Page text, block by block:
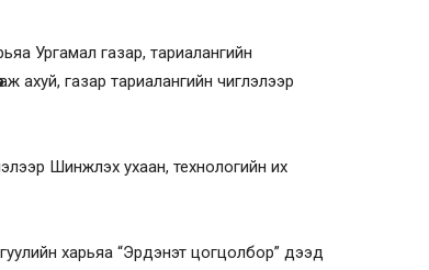
Ургамал газар, тариалангийн
ахуй, газар тариалангийн чиглэлээр
Шинжлэх ухаан, технологийн их
харьяа “Эрдэнэт цогцолбор” дээд